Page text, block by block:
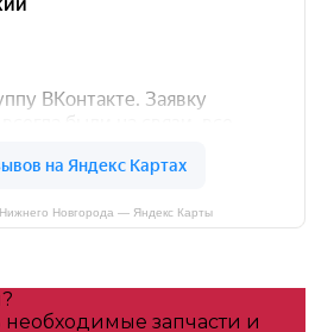
Нижнего Новгорода — Яндекс Карты
запчасти и